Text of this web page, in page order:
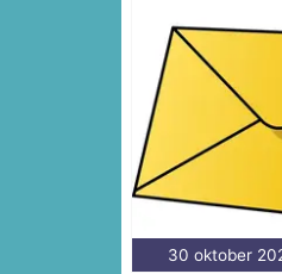
30 oktober